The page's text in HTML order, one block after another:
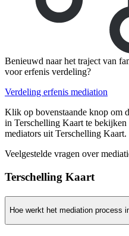
Benieuwd naar het traject van
voor erfenis verdeling?
Verdeling erfenis mediation
Klik op bovenstaande knop om
in Terschelling Kaart te
mediators uit Terschelling Kaart.
Veelgestelde vragen over
Terschelling Kaart
Hoe werkt het mediation process